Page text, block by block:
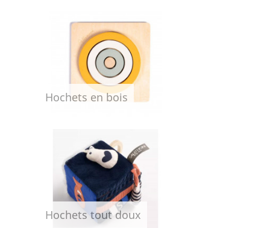
Hochets en bois
Hochets tout doux